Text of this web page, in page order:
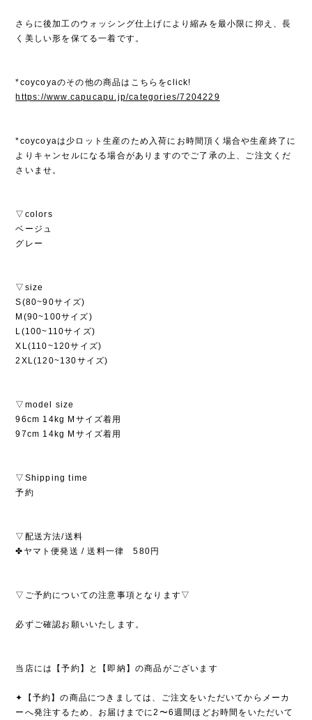
さらに後加工のウォッシング仕上げにより縮みを最小限に抑え、長
く美しい形を保てる一着です。
*coycoyaのその他の商品はこちらをclick!
https://www.capucapu.jp/categories/7204229
*coycoyaは少ロット生産のため入荷にお時間頂く場合や生産終了に
よりキャンセルになる場合がありますのでご了承の上、ご注文くだ
さいませ。
▽colors
ベージュ
グレー
▽size
S(80~90サイズ)
M(90~100サイズ)
L(100~110サイズ)
XL(110~120サイズ)
2XL(120~130サイズ)
▽model size
96cm 14kg Mサイズ着用
97cm 14kg Mサイズ着用
▽Shipping time
予約
▽配送方法/送料
✤ヤマト便発送 / 送料一律 580円
▽ご予約についての注意事項となります▽
必ずご確認お願いいたします。
当店には【予約】と【即納】の商品がございます
✦【予約】の商品につきましては、ご注文をいただいてからメーカ
ーへ発注するため、お届けまでに2〜6週間ほどお時間をいただいて